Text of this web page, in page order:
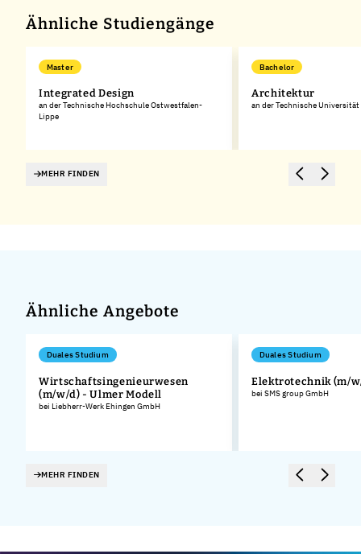
Ähnliche Studiengänge
Master
Integrated Design
an der Technische Hochschule Ostwestfalen-
Lippe
Bachelor
Architektur
an der Technische
MEHR FINDEN
Ähnliche Angebote
Duales Studium
Wirtschaftsingenieurwesen
(m/w/d) - Ulmer Modell
bei Liebherr-Werk Ehingen GmbH
Duales Studium
Elektrotechnik (m/
bei SMS group GmbH
MEHR FINDEN